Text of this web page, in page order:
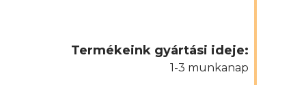
Termékeink gyártási ideje:
1-3 munkanap